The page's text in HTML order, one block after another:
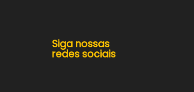
Siga nossas
redes sociais